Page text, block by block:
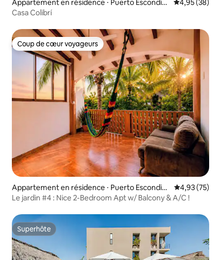
Appartement en résidence ⋅ Puerto Escondid
o
Évaluation
4,95 (38)
Casa Colibrí
Coup de cœur voyageurs
Coup de cœur voyageurs
Appartement en résidence ⋅ Puerto Escondid
o
Évaluation
4,93 (75)
Le jardin #4 : Nice 2-Bedroom Apt w/ Balcony & A/C !
Superhôte
Superhôte